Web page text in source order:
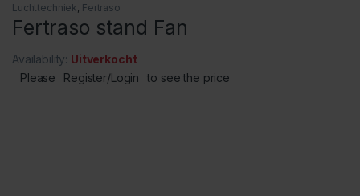
Luchttechniek, Fertraso
Fertraso stand Fan
Availability: Uitverkocht
Please
Register/Login to see the price